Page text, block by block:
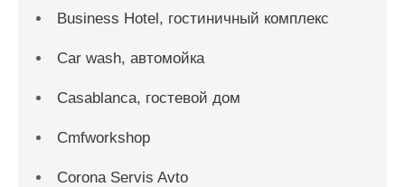
Business Hotel, гостиничный комплекс
Car wash, автомойка
Casablanca, гостевой дом
Cmfworkshop
Corona Servis Avto